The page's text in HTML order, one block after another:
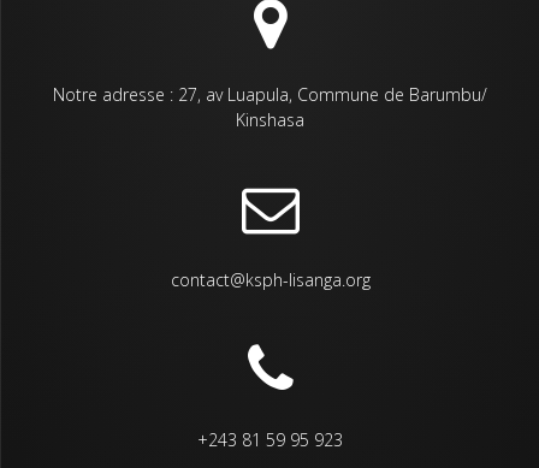
Notre adresse : 27, av Luapula, Commune de Barumbu/
Kinshasa
contact@ksph-lisanga.org
+243 81 59 95 923